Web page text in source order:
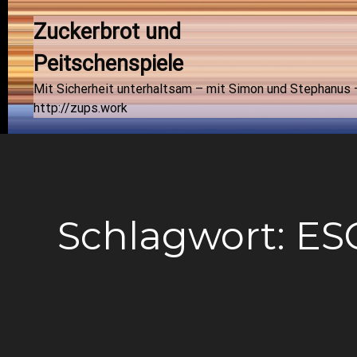
Zuckerbrot und
Peitschenspiele
Mit Sicherheit unterhaltsam – mit Simon und Stephanus
http://zups.work
Schlagwort: